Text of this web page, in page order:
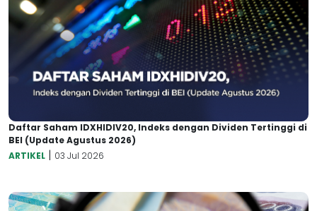
Daftar Saham IDXHIDIV20, Indeks dengan Dividen Tertinggi di
BEI (Update Agustus 2026)
ARTIKEL | 03 Jul 2026